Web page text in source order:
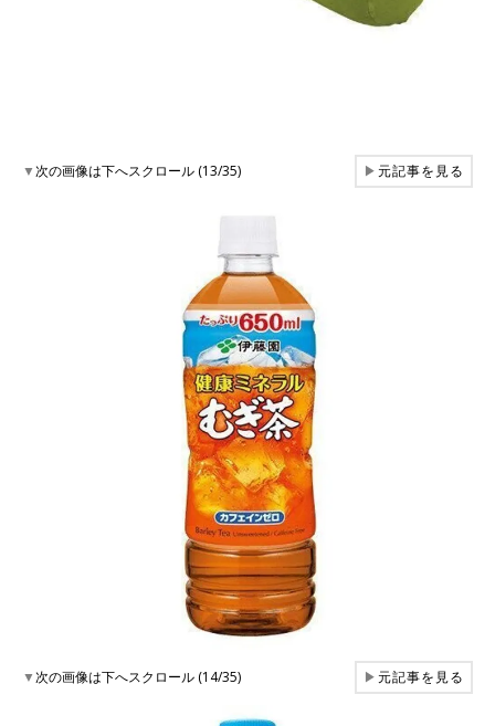
▼次の画像は下へスクロール (13/35) ▶元記事を見る
▼次の画像は下へスクロール (14/35) ▶元記事を見る